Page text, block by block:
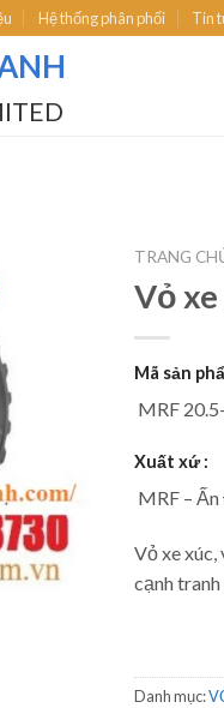
Hệ thống phân phối Tin
TRANG
Vỏ
Mã sản
MRF
Xuất xứ :
MRF –
Vỏ xe xúc,
cạnh
Danh mục: